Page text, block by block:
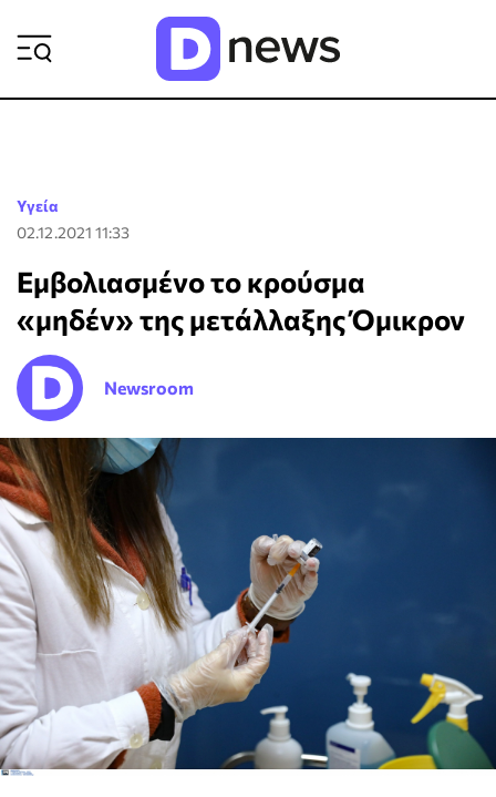
Υγεία
02.12.2021 11:33
Εμβολιασμένο το κρούσμα
«μηδέν» της μετάλλαξης Όμικρον
Newsroom